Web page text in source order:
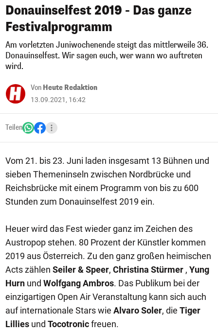
Donauinselfest 2019 - Das ganze
Festivalprogramm
Am vorletzten Juniwochenende steigt das mittlerweile 36.
Donauinselfest. Wir sagen euch, wer wann wo auftreten
wird.
Von Heute Redaktion
13.09.2021, 16:42
Teilen
Vom 21. bis 23. Juni laden insgesamt 13 Bühnen und
sieben Themeninseln zwischen Nordbrücke und
Reichsbrücke mit einem Programm von bis zu 600
Stunden zum Donauinselfest 2019 ein.
Heuer wird das Fest wieder ganz im Zeichen des
Austropop stehen. 80 Prozent der Künstler kommen
2019 aus Österreich. Zu den ganz großen heimischen
Acts zählen Seiler & Speer, Christina Stürmer , Yung
Hurn und Wolfgang Ambros. Das Publikum bei der
einzigartigen Open Air Veranstaltung kann sich auch
auf internationale Stars wie Alvaro Soler, die Tiger
Lillies und Tocotronicfreuen.